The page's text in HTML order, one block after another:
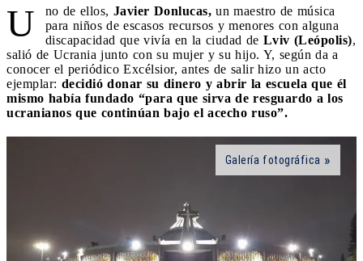
U no de ellos, Javier Donlucas, un maestro de música
para niños de escasos recursos y menores con alguna
discapacidad que vivía en la ciudad de Lviv (Leópolis),
salió de Ucrania junto con su mujer y su hijo. Y, según da a
conocer el periódico Excélsior, antes de salir hizo un acto
ejemplar: decidió donar su dinero y abrir la escuela que él
mismo había fundado “para que sirva de resguardo a los
ucranianos que continúan bajo el acecho ruso”.
Galería fotográfica